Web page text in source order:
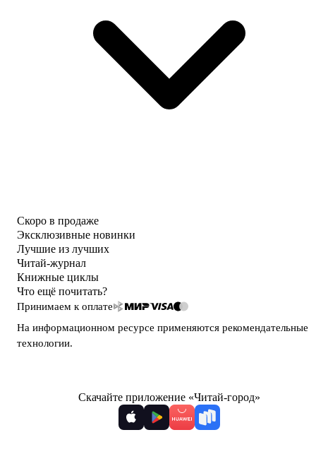
Скоро в продаже
Эксклюзивные новинки
Лучшие из лучших
Читай-журнал
Книжные циклы
Что ещё почитать?
Принимаем к оплате
На информационном ресурсе применяются рекомендательные
технологии.
Скачайте приложение «Читай-город»